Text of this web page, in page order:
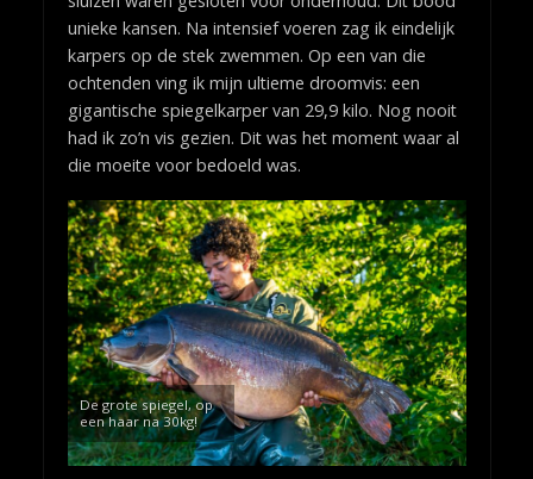
unieke kansen. Na intensief voeren zag ik eindelijk
karpers op de stek zwemmen. Op een van die
ochtenden ving ik mijn ultieme droomvis: een
gigantische spiegelkarper van 29,9 kilo. Nog nooit
had ik zo’n vis gezien. Dit was het moment waar al
die moeite voor bedoeld was.
De grote spiegel, op
een haar na 30kg!